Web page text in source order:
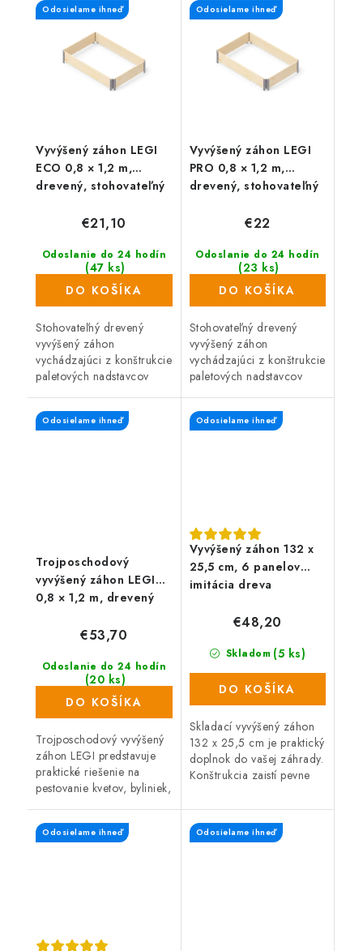
nastaviteľný a prikúpením...
Vyvýšený záhon LEGI
ECO 0,8 × 1,2 m,
drevený, stohovateľný
Odosielame ihneď
Odoslanie do 24 hodín
(47 ks)
€21,10
DO KOŠÍKA
Stohovateľný drevený
vyvýšený záhon
vychádzajúci z konštrukcie
paletových nadstavcov
či zeleninový záhon
prakticky kdekoľvek - v
Vyvýšený záhon LEGI
PRO 0,8 × 1,2 m,
drevený, stohovateľný
Odosielame ihneď
Odoslanie do 24 hodín
(23 ks)
€22
DO KOŠÍKA
Stohovateľný drevený
vyvýšený záhon
vychádzajúci z konštrukcie
paletových nadstavcov
či zeleninový záhon
prakticky kdekoľvek - v
Trojposchodový
vyvýšený záhon LEGI
0,8 × 1,2 m, drevený
Odosielame ihneď
Odoslanie do 24 hodín
(20 ks)
€53,70
DO KOŠÍKA
Trojposchodový vyvýšený
záhon LEGI predstavuje
praktické riešenie na
pestovanie kvetov, byliniek,
je vhodný do záhrad, na
balkóny, terasy, dvory aj...
Vyvýšený záhon 132 x
25,5 cm, 6 panelov
imitácia dreva
Odosielame ihneď
Skladom (5 ks)
€48,20
DO KOŠÍKA
Skladací vyvýšený záhon
132 x 25,5 cm je praktický
doplnok do vašej záhrady.
Konštrukcia zaistí pevne
záhon tak vyzerá stále
upravený. Pekný na pohľad
vďaka...
Odosielame ihneď Odosielame ihneď